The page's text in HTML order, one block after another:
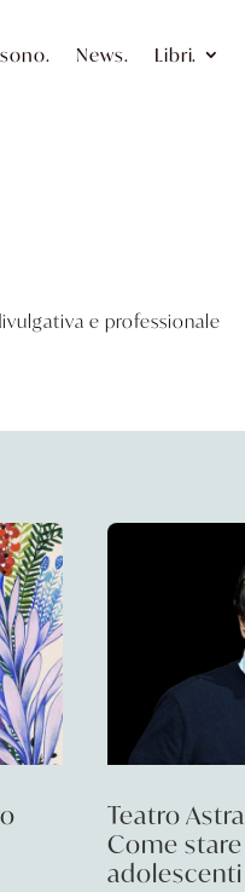
News. Libri.
e professionale
Teatro
Come
adolescenti